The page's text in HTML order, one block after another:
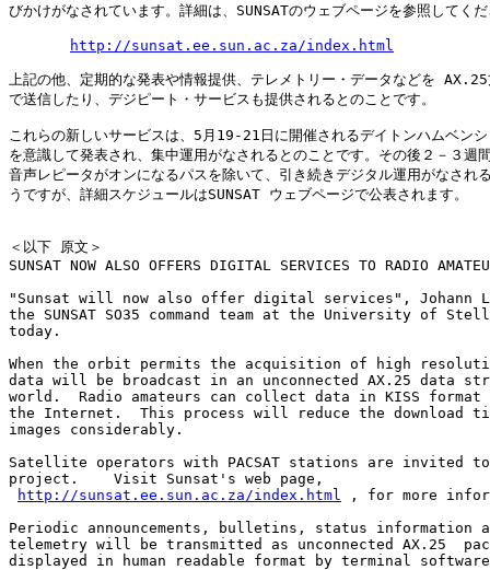
びかけがなされています。詳細は、SUNSATのウェブページを参照してく
http://sunsat.ee.sun.ac.za/index.html
上記の他、定期的な発表や情報提供、テレメトリー・データなどを
で送信したり、デジピート・サービスも提供されるとのことです。
これらの新しいサービスは、5月19-21日に開催されるデイトンハムベン
を意識して発表され、集中運用がなされるとのことです。その後２－３週
音声レピータがオンになるパスを除いて、引き続きデジタル運用がなされ
うですが、詳細スケジュールはSUNSAT ウェブページで公表されます。
＜以下 原文＞
SUNSAT NOW ALSO OFFERS DIGITAL SERVICES TO RADIO
"Sunsat will now also offer digital services", Johann
the SUNSAT SO35 command team at the University of
today.
When the orbit permits the acquisition of high
data will be broadcast in an unconnected AX.25 data
world.  Radio amateurs can collect data in KISS
the Internet.  This process will reduce the download
images considerably.
Satellite operators with PACSAT stations are invited
project.    Visit Sunsat's web page,
http://sunsat.ee.sun.ac.za/index.html
, for more
Periodic announcements, bulletins, status information
telemetry will be transmitted as unconnected AX.25
displayed in human readable format by terminal